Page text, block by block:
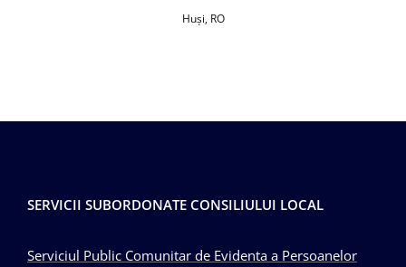
Huşi, RO
SERVICII SUBORDONATE CONSILIULUI LOCAL
Serviciul Public Comunitar de Evidenta a Persoanelor